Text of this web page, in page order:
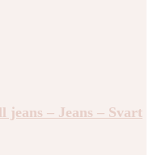
jeans – Jeans – Svart